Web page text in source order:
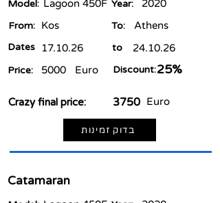
2020
Year:
Lagoon 450F
Model:
Athens
To:
From: Kos
24.10.26
to
17.10.26
Dates
25%
Discount:
Euro
5000
Price:
Euro
3750
Crazy final price:
בדוק זמינות
Catamaran